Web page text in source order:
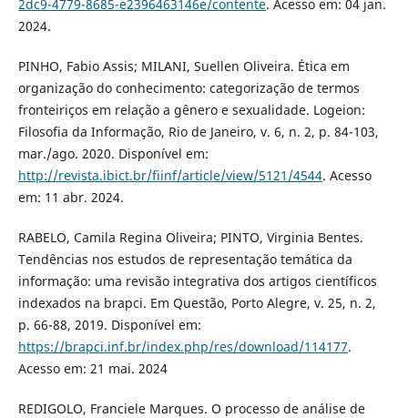
2dc9-4779-8685-e2396463146e/contente. Acesso em: 04 jan.
2024.
PINHO, Fabio Assis; MILANI, Suellen Oliveira. Ética em
organização do conhecimento: categorização de termos
fronteiriços em relação a gênero e sexualidade. Logeion:
Filosofia da Informação, Rio de Janeiro, v. 6, n. 2, p. 84-103,
mar./ago. 2020. Disponível em:
http://revista.ibict.br/fiinf/article/view/5121/4544. Acesso
em: 11 abr. 2024.
RABELO, Camila Regina Oliveira; PINTO, Virginia Bentes.
Tendências nos estudos de representação temática da
informação: uma revisão integrativa dos artigos científicos
indexados na brapci. Em Questão, Porto Alegre, v. 25, n. 2,
p. 66-88, 2019. Disponível em:
https://brapci.inf.br/index.php/res/download/114177.
Acesso em: 21 mai. 2024
REDIGOLO, Franciele Marques. O processo de análise de